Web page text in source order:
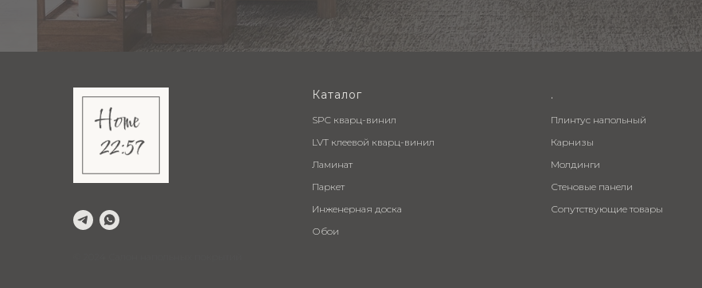
Каталог
SPC кварц-винил
LVT клеевой кварц-винил
Ламинат
Паркет
Инженерная доска
Обои
.
Плинтус напольный
Карнизы
Молдинги
Стеновые панели
Сопутствующие товары